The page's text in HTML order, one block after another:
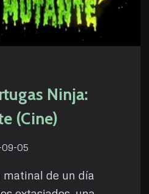
Ninja:
(Cine)
05
matinal de un día